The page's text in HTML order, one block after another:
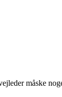
måske